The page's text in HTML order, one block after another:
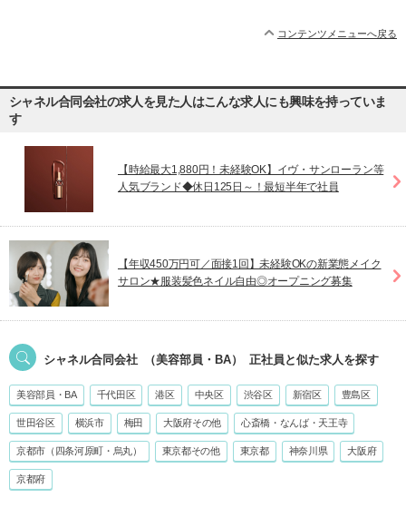
コンテンツメニューへ戻る
シャネル合同会社の求人を見た人はこんな求人にも興味を持っていま
す
【時給最大1,880円！未経験OK】イヴ・サンローラン等
人気ブランド◆休日125日～！最短半年で社員
【年収450万円可／面接1回】未経験OKの新業態メイク
サロン★服装髪色ネイル自由◎オープニング募集
シャネル合同会社 （美容部員・BA） 正社員 と似た求人を探す
美容部員・BA 千代田区 港区 中央区 渋谷区 新宿区 豊島区
世田谷区 横浜市 梅田 大阪府その他 心斎橋・なんば・天王寺
京都市（四条河原町・烏丸） 東京都その他 東京都 神奈川県 大阪府
京都府